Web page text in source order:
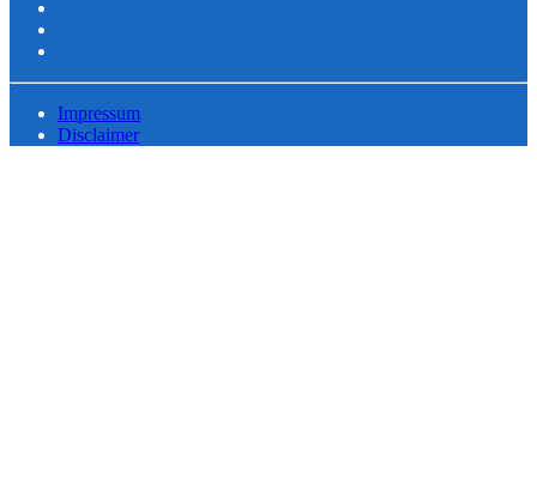
Impressum
Disclaimer